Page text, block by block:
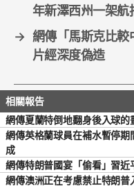
年新澤西州一架航
→ 網傳「馬斯克比較
片經深度偽造
網傳夏蘭特倒地翻身後入球的
網傳英格蘭球員在補水暫停
成
網傳特朗普國宴「偷看」習
網傳澳洲正在考慮禁止特朗